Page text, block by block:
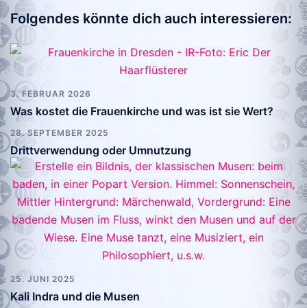
Folgendes könnte dich auch interessieren:
3. FEBRUAR 2026
Was kostet die Frauenkirche und was ist sie Wert?
28. SEPTEMBER 2025
Drittverwendung oder Umnutzung
25. JUNI 2025
Kali Indra und die Musen